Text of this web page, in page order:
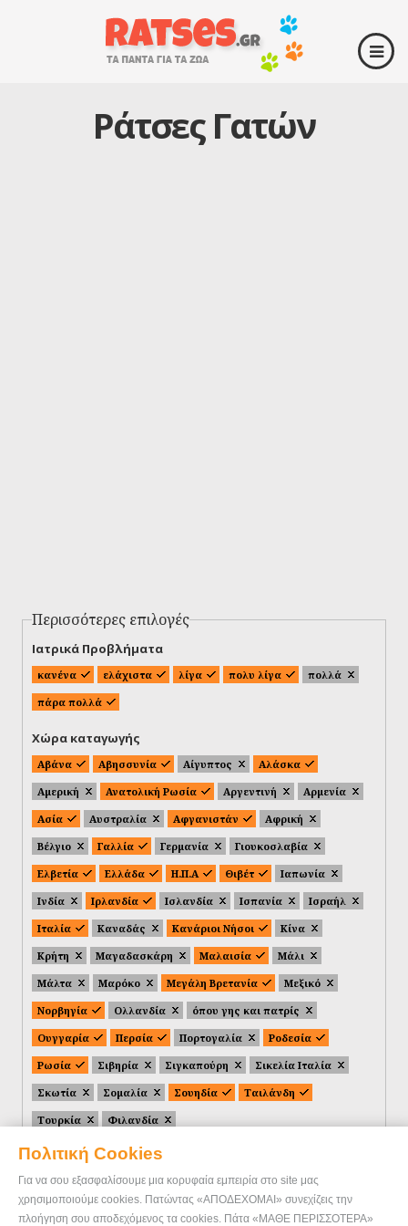
Πολιτική Cookies
Για να σου εξασφαλίσουμε μια κορυφαία εμπειρία στο site μας
χρησιμοποιούμε cookies. Πατώντας «ΑΠΟΔΕΧΟΜΑΙ» συνεχίζεις την
πλοήγηση σου αποδεχόμενος τα cookies. Πάτα «ΜΑΘΕ ΠΕΡΙΣΣΟΤΕΡΑ»
Ράτσες Γατών
Περισσότερες επιλογές
Ιατρικά Προβλήματα
κανένα ελάχιστα λίγα πολυ λίγα
πολλά
πάρα πολλά
Χώρα καταγωγής
Αβάνα Αβησσυνία Αίγυπτος
Αλάσκα
Αμερική
Ανατολική Ρωσία Αργεντινή
Αρμενία
Ασία
Αυστραλία Αφγανιστάν
Αφρική
Βέλγιο
Γαλλία Γερμανία
Γιουκοσλαβία
Ελβετία
Ελλάδα Η.Π.Α Θιβέτ
Ιαπωνία
Ινδία
Ιρλανδία Ισλανδία Ισπανία
Ισραήλ
Ιταλία
Καναδάς Κανάριοι Νήσοι
Κίνα
Κρήτη
Μαγαδασκάρη Μαλαισία
Μάλι
Μάλτα
Μαρόκο Μεγάλη Βρετανία
Μεξικό
Νορβηγία
Ολλανδία
όπου γης και πατρίς
Ουγγαρία
Περσία Πορτογαλία
Ροδεσία
Ρωσία
Σιβηρία Σιγκαπούρη
Σικελία Ιταλία
Σκωτία
Σομαλία Σουηδία
Ταιλάνδη
Τουρκία
Φιλανδία